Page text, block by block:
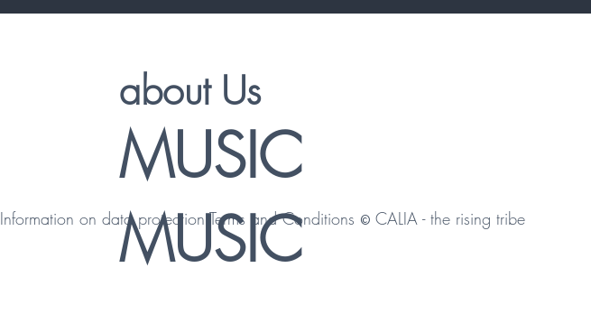
Information on data protection Terms and Conditions © CALIA - the rising tribe
about Us
MUSIC
MUSIC